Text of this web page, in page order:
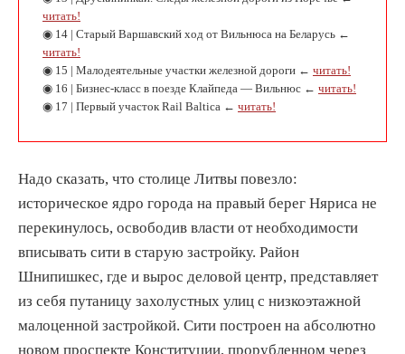
читать!
◉ 14 | Старый Варшавский ход от Вильнюса на Беларусь ←
читать!
◉ 15 | Малодеятельные участки железной дороги ← читать!
◉ 16 | Бизнес-класс в поезде Клайпеда — Вильнюс ← читать!
◉ 17 | Первый участок Rail Baltica ← читать!
Надо сказать, что столице Литвы повезло:
историческое ядро города на правый берег Няриса не
перекинулось, освободив власти от необходимости
вписывать сити в старую застройку. Район
Шнипишкес, где и вырос деловой центр, представляет
из себя путаницу захолустных улиц с низкоэтажной
малоценной застройкой. Сити построен на абсолютно
новом проспекте Конституции, прорубленном через